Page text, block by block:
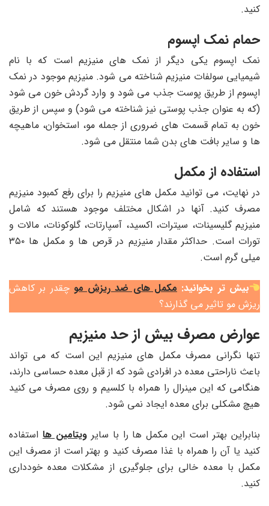
کنید.
حمام نمک اپسوم
نمک اپسوم یکی دیگر از نمک های منیزیم است که با نام
شیمیایی سولفات منیزیم شناخته می شود. منیزیم موجود در نمک
اپسوم از طریق پوست جذب می شود و وارد گردش خون می شود
(که به عنوان جذب پوستی نیز شناخته می شود) و سپس از طریق
خون به تمام قسمت های ضروری از جمله مو، استخوان، ماهیچه‌
ها و سایر بافت ‌های بدن شما منتقل می‌ شود.
استفاده از مکمل
در نهایت، می ‌توانید مکمل‌ های منیزیم را برای رفع کمبود منیزیم
مصرف کنید. آنها در اشکال مختلف موجود هستند که شامل
منیزیم گلیسینات، سیترات، اکسید، آسپارتات، گلوکونات، مالات و
تورات است. حداکثر مقدار منیزیم در قرص ها و مکمل ها ۳۵۰
میلی گرم است.
بیش تر بخوانید: مکمل های ضد ریزش موچقدر بر کاهش
ریزش مو تاثیر می گذارند؟
عوارض مصرف بیش از حد منیزیم
تنها نگرانی مصرف مکمل های منیزیم این است که می تواند
باعث ناراحتی معده در افرادی شود که از قبل معده حساسی دارند،
هنگامی که این مینرال را همراه با کلسیم و روی مصرف می کنید
هیچ مشکلی برای معده ایجاد نمی شود.
بنابراین بهتر است این مکمل ها را با سایرویتامین ها استفاده
کنید یا آن را همراه با غذا مصرف کنید و بهتر است از مصرف این
مکمل با معده خالی برای جلوگیری از مشکلات معده خودداری
کنید.